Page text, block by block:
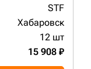
STF
Хабаровск
12 шт
15 908 ₽